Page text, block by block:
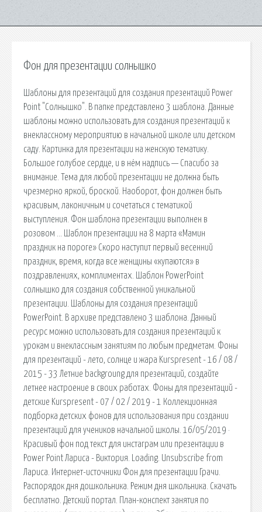
Фон для презентации солнышко
Шаблоны для презентаций для создания презентаций Power
Point "Солнышко". В папке представлено 3 шаблона. Данные
шаблоны можно использовать для создания презентаций к
внеклассному мероприятию в начальной школе или детском
саду. Картинка для презентации на женскую тематику.
Большое голубое сердце, и в нём надпись — Спасибо за
внимание. Тема для любой презентации не должна быть
чрезмерно яркой, броской. Наоборот, фон должен быть
красивым, лаконичным и сочетаться с тематикой
выступления. Фон шаблона презентации выполнен в
розовом … Шаблон презентации на 8 марта «Мамин
праздник на пороге» Скоро наступит первый весенний
праздник, время, когда все женщины «купаются» в
поздравлениях, комплиментах. Шаблон PowerPoint
солнышко для создания собственной уникальной
презентации. Шаблоны для создания презентаций
PowerPoint. В архиве представлено 3 шаблона. Данный
ресурс можно использовать для создания презентаций к
урокам и внеклассным занятиям по любым предметам. Фоны
для презентаций - лето, солнце и жара Kurspresent - 16 / 08 /
2015 - 33 Летние backgroung для презентаций, создайте
летнее настроение в своих работах. Фоны для презентаций -
детские Kurspresent - 07 / 02 / 2019 - 1 Коллекционная
подборка детских фонов для использования при создании
презентаций для учеников начальной школы. 16/05/2019 ·
Красивый фон под текст для инстаграм или презентации в
Power Point Лариса - Виктория. Loading. Unsubscribe from
Лариса. Интернет-источники Фон для презентации Грачи.
Распорядок дня дошкольника. Режим дня школьника. Скачать
бесплатно. Детский портал. План-конспект занятия по